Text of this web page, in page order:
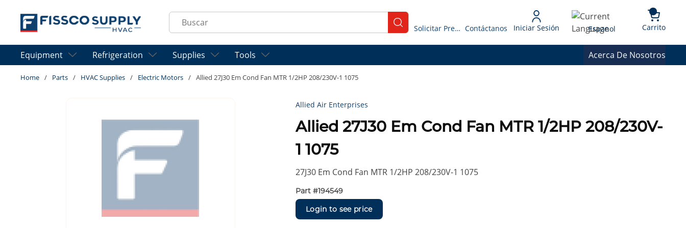
Skip to main content
Site Search
submit search
Solicitar Presupuesto Contáctanos Iniciar Sesión Language
Espanol Carrito{0}
Equipment Refrigeration Supplies Tools Acerca De Nosotros
Home / Parts / HVAC Supplies / Electric Motors / Allied 27J30 Em Cond Fan MTR 1/2HP 208/230V-1 1075
Allied Air Enterprises
Allied 27J30 Em Cond Fan MTR 1/2HP 208/230V-
1 1075
27J30 Em Cond Fan MTR 1/2HP 208/230V-1 1075
Part #194549
Login to see price